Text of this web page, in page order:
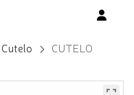
Cutelo
CUTELO